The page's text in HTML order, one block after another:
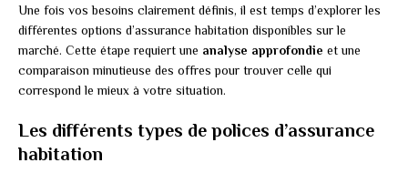
Une fois vos besoins clairement définis, il est temps d’explorer les
différentes options d’assurance habitation disponibles sur le
marché. Cette étape requiert une analyse approfondie et une
comparaison minutieuse des offres pour trouver celle qui
correspond le mieux à votre situation.
Les différents types de polices d’assurance
habitation